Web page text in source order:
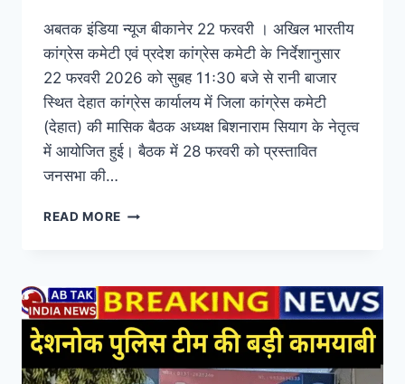
सफल बनाने के लिए सौंपी
जिम्मेदारियां
ByAbtak India News February 22, 2026
अबतक इंडिया न्यूज बीकानेर 22 फरवरी । अखिल भारतीय
कांग्रेस कमेटी एवं प्रदेश कांग्रेस कमेटी के निर्देशानुसार
22 फरवरी 2026 को सुबह 11ः30 बजे से रानी बाजार
स्थित देहात कांग्रेस कार्यालय में जिला कांग्रेस कमेटी
जनसभा की…
READ MORE